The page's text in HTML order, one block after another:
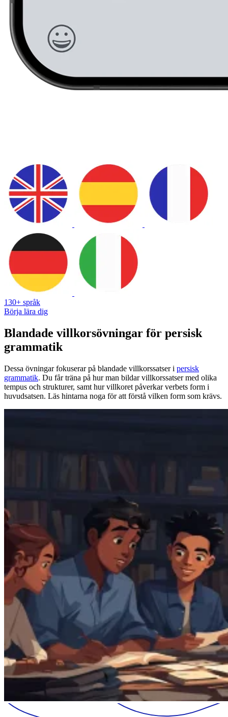
130+ språk
Börja lära dig
Blandade villkorsövningar för persisk
grammatik
Dessa övningar fokuserar på blandade villkorssatser i persisk
grammatik. Du får träna på hur man bildar villkorssatser med olika
tempus och strukturer, samt hur villkoret påverkar verbets form i
huvudsatsen. Läs hintarna noga för att förstå vilken form som krävs.